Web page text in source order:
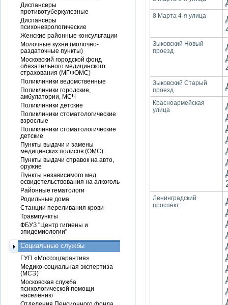
8 Марта 4-я улица
Зыковский Новый
проезд
Зыковский Старый
проезд
Красноармейская
улица
Ленинградский
проспект
Диспансеры
противотуберкулезные
Диспансеры
психоневрологические
Женские районные консультации
Молочные кухни (молочно-
раздаточные пункты)
Московский городской фонд
обязательного медицинского
страхования (МГФОМС)
Поликлиники ведомственные
Поликлиники городские,
амбулатории, МСЧ
Поликлиники детские
Поликлиники стоматологические
взрослые
Поликлиники стоматологические
детские
Пункты выдачи и замены
медицинских полисов (ОМС)
Пункты выдачи справок на авто,
оружие
Пункты независимого мед.
освидетельствования на алкоголь
Районные гематологи
Родильные дома
Станции переливания крови
Травмпункты
ФБУЗ "Центр гигиены и
эпидемиологии"
Социальные службы
ГУП «Моссоцгарантия»
Медико-социальная экспертиза
(МСЭ)
Московская служба
психологической помощи
населению